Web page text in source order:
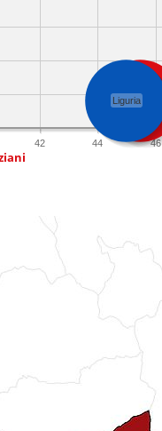
42 44 46
Genova
Liguria